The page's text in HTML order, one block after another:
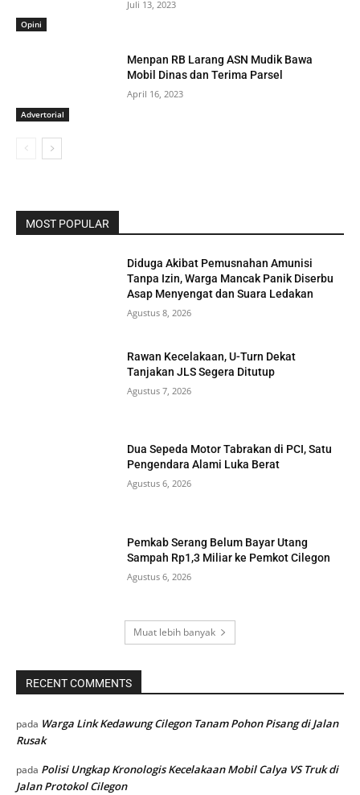
Opini
Juli 13, 2023
Advertorial
Menpan RB Larang ASN Mudik Bawa
Mobil Dinas dan Terima Parsel
April 16, 2023
MOST POPULAR
Diduga Akibat Pemusnahan Amunisi
Tanpa Izin, Warga Mancak Panik Diserbu
Asap Menyengat dan Suara Ledakan
Agustus 8, 2026
Rawan Kecelakaan, U-Turn Dekat
Tanjakan JLS Segera Ditutup
Agustus 7, 2026
Dua Sepeda Motor Tabrakan di PCI, Satu
Pengendara Alami Luka Berat
Agustus 6, 2026
Pemkab Serang Belum Bayar Utang
Sampah Rp1,3 Miliar ke Pemkot Cilegon
Agustus 6, 2026
Muat lebih banyak
RECENT COMMENTS
pada Warga Link Kedawung Cilegon Tanam Pohon Pisang di Jalan
Rusak
pada Polisi Ungkap Kronologis Kecelakaan Mobil Calya VS Truk di
Jalan Protokol Cilegon